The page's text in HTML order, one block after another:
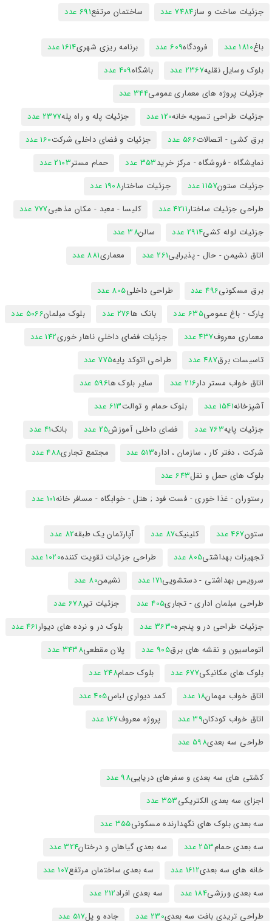
جزئیات ساخت و ساز7484 عدد ساختمان مرتفع691 عدد
باغ1810 عدد فرودگاه609 عدد برنامه ریزی شهری1614 عدد
بلوک وسایل نقلیه2367 عدد باشگاه409 عدد
جزئیات پروژه های معماری عمومی344 عدد
جزئیات طراحی تسویه خانه120 عدد جزئیات پله و راه پله2377 عدد
برق کشی - اتصالات566 عدد جزئیات و فضای داخلی شرکت160 عدد
نمایشگاه - فروشگاه - مرکز خرید353 عدد حمام مستر2103 عدد
جزئیات ستون1157 عدد جزئیات ساختار1908 عدد
طراحی جزئیات ساختار4211 عدد کلیسا - معبد - مکان مذهبی777 عدد
جزئیات لوله کشی2914 عدد سالن38 عدد
اتاق نشیمن - حال - پذیرایی261 عدد معماری881 عدد
برق مسکونی496 عدد طراحی داخلی805 عدد
پارک - باغ عمومی635 عدد بانک ها276 عدد بلوک مبلمان5066 عدد
معماری معروف437 عدد جزئیات فضای داخلی ناهار خوری142 عدد
تاسیسات برق487 عدد طراحی اتوکد پایه775 عدد
اتاق خواب مستر دار216 عدد سایر بلوک ها596 عدد
آشپزخانه1541 عدد بلوک حمام و توالت613 عدد
جزئیات پایه763 عدد فضای داخلی آموزش25 عدد بانک41 عدد
شرکت ، دفتر کار ، سازمان ، اداره513 عدد مجتمع تجاری488 عدد
بلوک های حمل و نقل643 عدد
رستوران - غذا خوری - فست فود ; هتل - خوابگاه - مسافر خانه101 عدد
ستون467 عدد کلینیک87 عدد آپارتمان یک طبقه82 عدد
تجهیزات بهداشتی805 عدد طراحی جزئیات تقویت کننده1020 عدد
سرویس بهداشتی - دستشویی171 عدد نشیمن80 عدد
طراحی مبلمان اداری - تجاری405 عدد جزئیات تیر678 عدد
جزئیات طراحی در و پنجره3630 عدد بلوک در و نرده های دیوار461 عدد
اتوماسیون و نقشه های برق905 عدد پلان مقطعی3438 عدد
بلوک های مکانیکی677 عدد بلوک حمام248 عدد
اتاق خواب مهمان18 عدد کمد دیواری لباس405 عدد
اتاق خواب کودکان39 عدد پروژه معروف167 عدد
طراحی سه بعدی598 عدد
کشتی های سه بعدی و سفرهای دریایی98 عدد
اجزای سه بعدی الکتریکی353 عدد
سه بعدی بلوک های نگهدارنده مسکونی355 عدد
سه بعدی حمام253 عدد سه بعدی گیاهان و درختان324 عدد
خانه های سه بعدی1612 عدد سه بعدی ساختمان مرتفع107 عدد
سه بعدی ورزشی184 عدد سه بعدی افراد212 عدد
طراحی تریدی بافت سه بعدی230 عدد جاده و پل517 عدد